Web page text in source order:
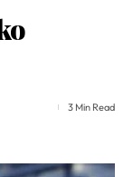
3 Min Read